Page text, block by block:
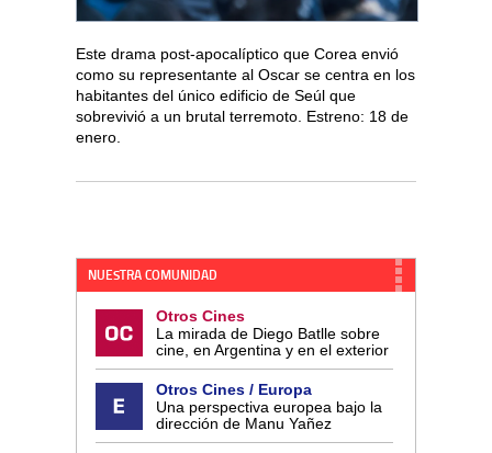
Este drama post-apocalíptico que Corea envió
como su representante al Oscar se centra en los
habitantes del único edificio de Seúl que
sobrevivió a un brutal terremoto. Estreno: 18 de
enero.
NUESTRA COMUNIDAD
Otros Cines
La mirada de Diego Batlle sobre
cine, en Argentina y en el exterior
Otros Cines / Europa
Una perspectiva europea bajo la
dirección de Manu Yañez